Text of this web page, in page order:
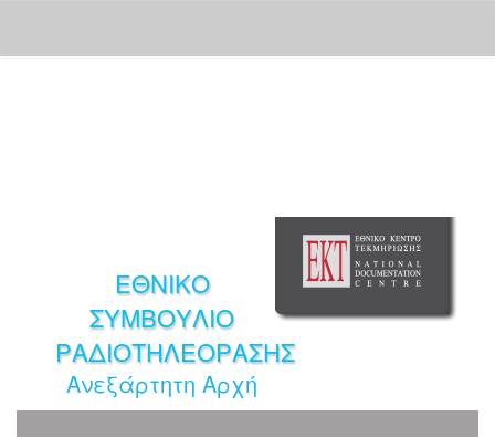
ΕΘΝΙΚΟ
ΣΥΜΒΟΥΛΙΟ
ΡΑΔΙΟΤΗΛΕΟΡΑΣΗΣ
Ανεξάρτητη Αρχή